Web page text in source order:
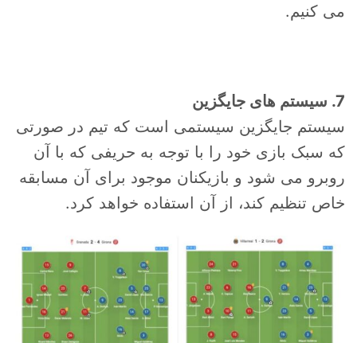
می کنیم.
7. سیستم های جایگزین
سیستم جایگزین سیستمی است که تیم در صورتی
که سبک بازی خود را با توجه به حریفی که با آن
روبرو می شود و بازیکنان موجود برای آن مسابقه
خاص تنظیم کند، از آن استفاده خواهد کرد.